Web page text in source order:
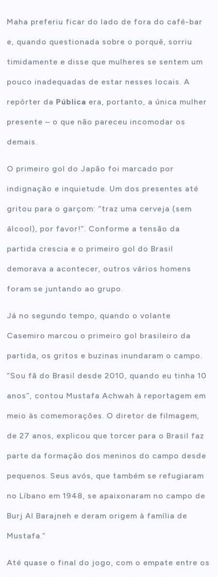
Maha preferiu ficar do lado de fora do café-bar
e, quando questionada sobre o porquê, sorriu
timidamente e disse que mulheres se sentem um
pouco inadequadas de estar nesses locais. A
repórter da Pública era, portanto, a única mulher
presente – o que não pareceu incomodar os
demais.
O primeiro gol do Japão foi marcado por
indignação e inquietude. Um dos presentes até
gritou para o garçom: “traz uma cerveja (sem
álcool), por favor!”. Conforme a tensão da
partida crescia e o primeiro gol do Brasil
demorava a acontecer, outros vários homens
foram se juntando ao grupo.
Já no segundo tempo, quando o volante
Casemiro marcou o primeiro gol brasileiro da
partida, os gritos e buzinas inundaram o campo.
“Sou fã do Brasil desde 2010, quando eu tinha 10
anos”, contou Mustafa Achwah à reportagem em
meio às comemorações. O diretor de filmagem,
de 27 anos, explicou que torcer para o Brasil faz
parte da formação dos meninos do campo desde
pequenos. Seus avós, que também se refugiaram
no Líbano em 1948, se apaixonaram no campo de
Burj Al Barajneh e deram origem à família de
Mustafa.”
Até quase o final do jogo, com o empate entre os